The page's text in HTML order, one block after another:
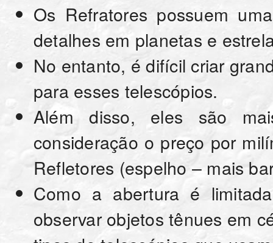
Os Refratores possuem
detalhes em planetas e
No entanto, é difícil criar
para esses telescópios.
Além disso, eles são
consideração o preço por
Refletores (espelho – mais
Como a abertura é
observar objetos tênues em